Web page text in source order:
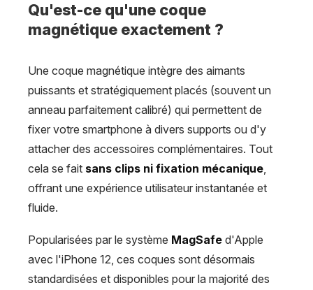
Qu'est-ce qu'une coque
magnétique exactement ?
Une coque magnétique intègre des aimants
puissants et stratégiquement placés (souvent un
anneau parfaitement calibré) qui permettent de
fixer votre smartphone à divers supports ou d'y
attacher des accessoires complémentaires. Tout
cela se fait sans clips ni fixation mécanique
offrant une expérience utilisateur instantanée et
fluide.
Popularisées par le système MagSafe d'Apple
avec l'iPhone 12, ces coques sont désormais
standardisées et disponibles pour la majorité des